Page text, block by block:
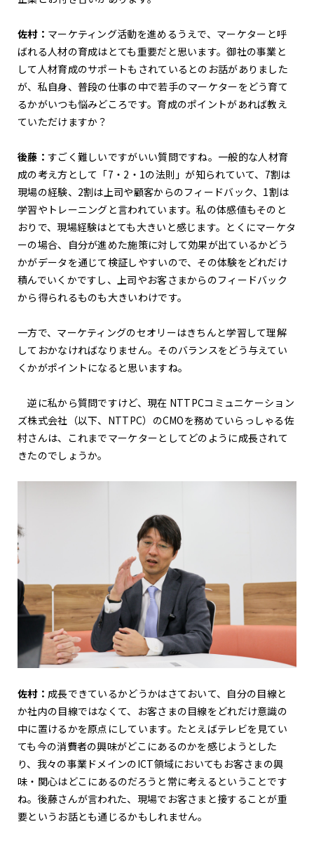
佐村： マーケティング活動を進めるうえで、マーケターと呼
ばれる人材の育成はとても重要だと思います。御社の事業と
して人材育成のサポートもされているとのお話がありました
が、私自身、普段の仕事の中で若手のマーケターをどう育て
るかがいつも悩みどころです。育成のポイントがあれば教え
ていただけますか？
後藤： すごく難しいですがいい質問ですね。一般的な人材育
成の考え方として「7・2・1の法則」が知られていて、7割は
現場の経験、2割は上司や顧客からのフィードバック、1割は
学習やトレーニングと言われています。私の体感値もそのと
おりで、現場経験はとても大きいと感じます。とくにマーケタ
ーの場合、自分が進めた施策に対して効果が出ているかどう
かがデータを通じて検証しやすいので、その体験をどれだけ
積んでいくかですし、上司やお客さまからのフィードバック
から得られるものも大きいわけです。
一方で、マーケティングのセオリーはきちんと学習して理解
しておかなければなりません。そのバランスをどう与えてい
くかがポイントになると思いますね。
逆に私から質問ですけど、現在 NTTPCコミュニケーション
ズ株式会社（以下、NTTPC）のCMOを務めていらっしゃる佐
村さんは、これまでマーケターとしてどのように成長されて
きたのでしょうか。
佐村： 成長できているかどうかはさておいて、自分の目線と
か社内の目線ではなくて、お客さまの目線をどれだけ意識の
中に置けるかを原点にしています。たとえばテレビを見てい
ても今の消費者の興味がどこにあるのかを感じようとした
り、我々の事業ドメインのICT領域においてもお客さまの興
味・関心はどこにあるのだろうと常に考えるということです
ね。後藤さんが言われた、現場でお客さまと接することが重
要というお話とも通じるかもしれません。